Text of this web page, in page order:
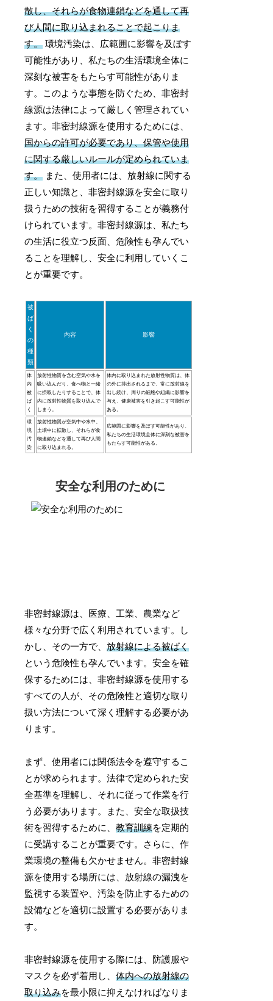
散し、それらが食物連鎖などを通して再
び人間に取り込まれることで起こりま
す。 環境汚染は、広範囲に影響を及ぼす
可能性があり、私たちの生活環境全体に
深刻な被害をもたらす可能性がありま
す。このような事態を防ぐため、非密封
線源は法律によって厳しく管理されてい
ます。非密封線源を使用するためには、
国からの許可が必要であり、保管や使用
に関する厳しいルールが定められていま
す。 また、使用者には、放射線に関する
正しい知識と、非密封線源を安全に取り
扱うための技術を習得することが義務付
けられています。非密封線源は、私たち
の生活に役立つ反面、危険性も孕んでい
ることを理解し、安全に利用していくこ
とが重要です。
被
ば
く
の
種
類
内容 影響
体
内
被
ば
く
放射性物質を含む空気や水を
吸い込んだり、食べ物と一緒
に摂取したりすることで、体
内に放射性物質を取り込んで
しまう。
体内に取り込まれた放射性物質は、体
の外に排出されるまで、常に放射線を
出し続け、周りの細胞や組織に影響を
与え、健康被害を引き起こす可能性が
ある。
環
境
汚
染
放射性物質が空気中や水中、
土壌中に拡散し、それらが食
物連鎖などを通して再び人間
に取り込まれる。
広範囲に影響を及ぼす可能性があり、
私たちの生活環境全体に深刻な被害を
もたらす可能性がある。
安全な利用のために
非密封線源は、医療、工業、農業など
様々な分野で広く利用されています。し
かし、その一方で、放射線による被ばく
という危険性も孕んでいます。安全を確
保するためには、非密封線源を使用する
すべての人が、その危険性と適切な取り
扱い方法について深く理解する必要があ
ります。
まず、使用者には関係法令を遵守するこ
とが求められます。法律で定められた安
全基準を理解し、それに従って作業を行
う必要があります。また、安全な取扱技
術を習得するために、教育訓練を定期的
に受講することが重要です。さらに、作
業環境の整備も欠かせません。非密封線
源を使用する場所には、放射線の漏洩を
監視する装置や、汚染を防止するための
設備などを適切に設置する必要がありま
す。
非密封線源を使用する際には、防護服や
マスクを必ず着用し、体内への放射線の
取り込みを最小限に抑えなければなりま